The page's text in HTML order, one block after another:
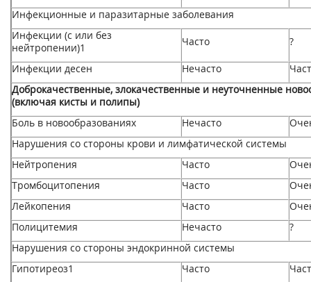
Инфекционные и паразитарные заболевания
Инфекции (с или без
нейтропении)1 Часто ?
Инфекции десен Нечасто
Доброкачественные, злокачественные и неуточненные
(включая кисты и полипы)
Боль в новообразованиях
Нечасто
Нарушения со стороны крови и лимфатической системы
Нейтропения
Часто
Тромбоцитопения
Часто
Лейкопения
Часто
Полицитемия
Нечасто
?
Нарушения со стороны эндокринной системы
Гипотиреоз1 Часто